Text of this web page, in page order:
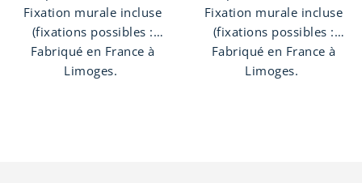
Existe en 4 largeurs.
choix. Finition soignée,
passage de plinthe et
mousse de confort
Fixation murale incluse
(fixations possibles :
murales, sommier, à
poser contre le mur).
Fabriqué en France à
Limoges.
Existe en 4 largeurs.
choix. Finition
capitonnée élégante,
passage de plinthe et
mousse de confort
Fixation murale incluse
(fixations possibles :
murales, sommier, à
poser contre le mur).
Fabriqué en France à
Limoges.